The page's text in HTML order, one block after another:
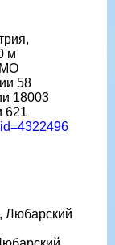
м
58
18003
621
Любарский